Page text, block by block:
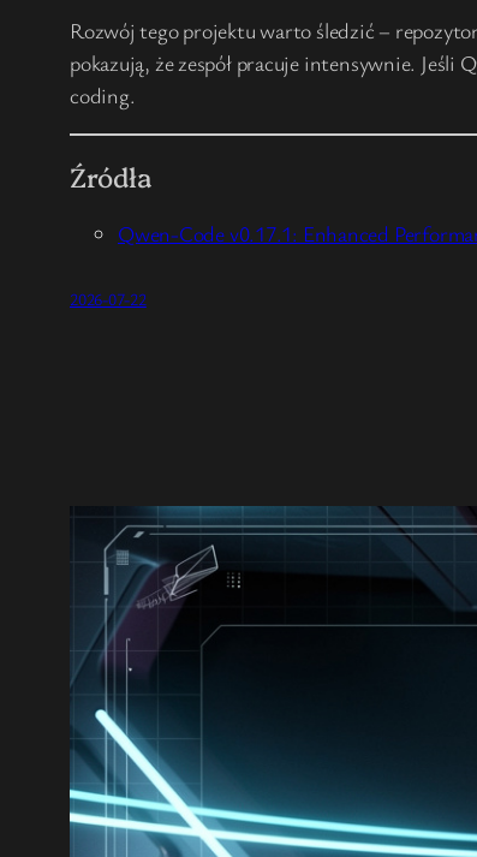
Rozwój tego projektu warto śledzić –
pokazują, że zespół pracuje intensywnie.
coding.
Źródła
Qwen-Code v0.17.1: Enhanced
2026-07-22